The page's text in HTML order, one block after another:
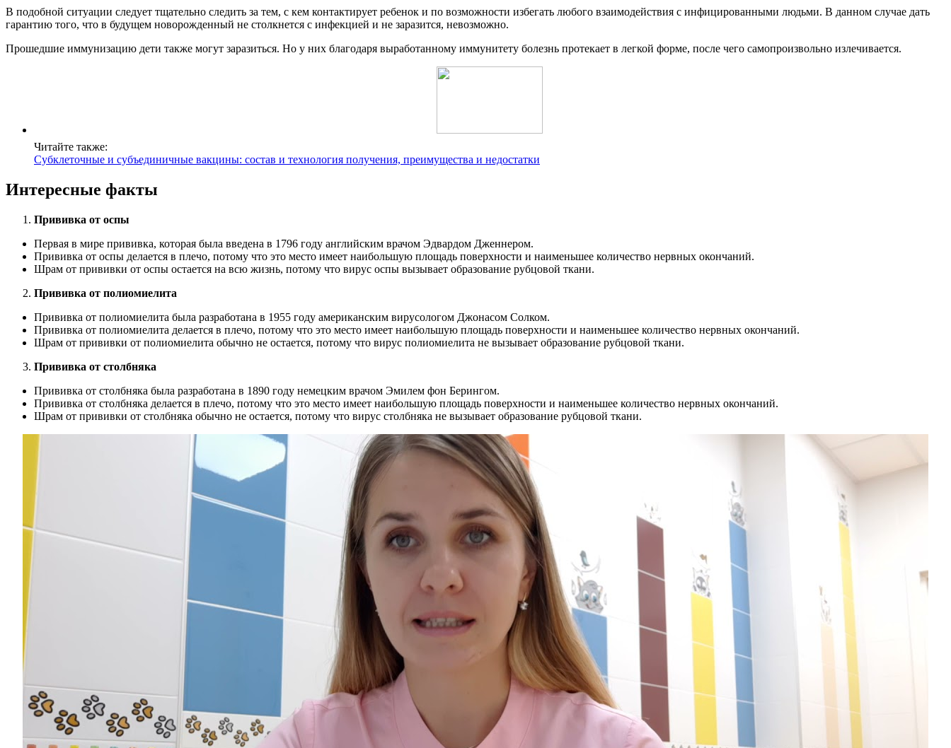
В подобной ситуации следует тщательно следить за тем, с кем контактирует ребенок и по возможности избегать любого взаимодействия с инфицированными людьми. В данном случае дать
гарантию того, что в будущем новорожденный не столкнется с инфекцией и не заразится, невозможно.
Прошедшие иммунизацию дети также могут заразиться. Но у них благодаря выработанному иммунитету болезнь протекает в легкой форме, после чего самопроизвольно излечивается.
Читайте также:
Субклеточные и субъединичные вакцины: состав и технология получения, преимущества и недостатки
Интересные факты
Прививка от оспы
Первая в мире прививка, которая была введена в 1796 году английским врачом Эдвардом Дженнером.
Прививка от оспы делается в плечо, потому что это место имеет наибольшую площадь поверхности и наименьшее количество нервных окончаний.
Шрам от прививки от оспы остается на всю жизнь, потому что вирус оспы вызывает образование рубцовой ткани.
Прививка от полиомиелита
Прививка от полиомиелита была разработана в 1955 году американским вирусологом Джонасом Солком.
Прививка от полиомиелита делается в плечо, потому что это место имеет наибольшую площадь поверхности и наименьшее количество нервных окончаний.
Шрам от прививки от полиомиелита обычно не остается, потому что вирус полиомиелита не вызывает образование рубцовой ткани.
Прививка от столбняка
Прививка от столбняка была разработана в 1890 году немецким врачом Эмилем фон Берингом.
Прививка от столбняка делается в плечо, потому что это место имеет наибольшую площадь поверхности и наименьшее количество нервных окончаний.
Шрам от прививки от столбняка обычно не остается, потому что вирус столбняка не вызывает образование рубцовой ткани.